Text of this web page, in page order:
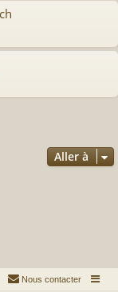
Aller à
Nous contacter